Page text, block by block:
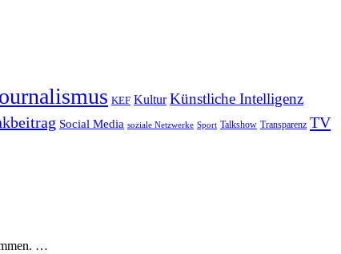
KEF Kultur Künstliche Intelligenz
Social Media soziale Netzwerke Sport Talkshow Transparenz TV
…